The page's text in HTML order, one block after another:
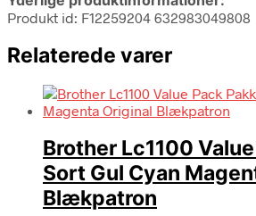
Produkt id: F12259204 632983049808
Relaterede varer
Brother Lc1100
Sort Gul Cyan
Blækpatron